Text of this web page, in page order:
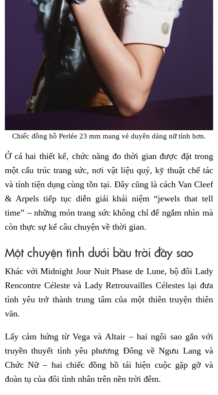
Chiếc đồng hồ Perlée 23 mm mang vẻ duyên dáng nữ tính hơn.
Ở cả hai thiết kế, chức năng đo thời gian được đặt trong
một cấu trúc trang sức, nơi vật liệu quý, kỹ thuật chế tác
và tính tiện dụng cùng tồn tại. Đây cũng là cách Van Cleef
& Arpels tiếp tục diễn giải khái niệm “jewels that tell
time” – những món trang sức không chỉ để ngắm nhìn mà
còn thực sự kể câu chuyện về thời gian.
Một chuyện tình dưới bầu trời đầy sao
Khác với Midnight Jour Nuit Phase de Lune, bộ đôi Lady
Rencontre Céleste và Lady Retrouvailles Célestes lại đưa
tình yêu trở thành trung tâm của một thiên truyện thiên
văn.
Lấy cảm hứng từ Vega và Altair – hai ngôi sao gắn với
truyền thuyết tình yêu phương Đông về Ngưu Lang và
Chức Nữ – hai chiếc đồng hồ tái hiện cuộc gặp gỡ và
đoàn tụ của đôi tình nhân trên nền trời đêm.